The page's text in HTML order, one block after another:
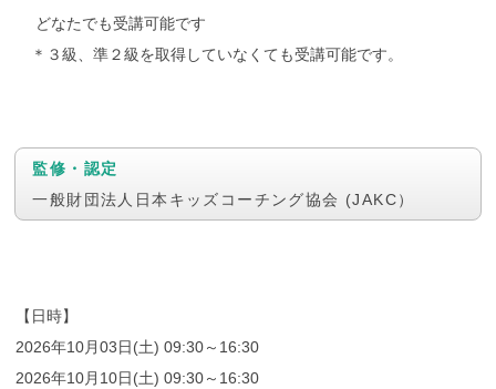
どなたでも受講可能です
＊３級、準２級を取得していなくても受講可能です。
監修・認定
一般財団法人日本キッズコーチング協会 (JAKC）
【日時】
2026年10月03日(土) 09:30～16:30
2026年10月10日(土) 09:30～16:30